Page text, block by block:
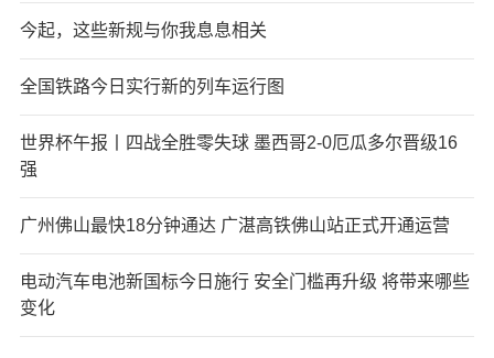
今起，这些新规与你我息息相关
全国铁路今日实行新的列车运行图
世界杯午报丨四战全胜零失球 墨西哥2-0厄瓜多尔晋级16
强
广州佛山最快18分钟通达 广湛高铁佛山站正式开通运营
电动汽车电池新国标今日施行 安全门槛再升级 将带来哪些
变化